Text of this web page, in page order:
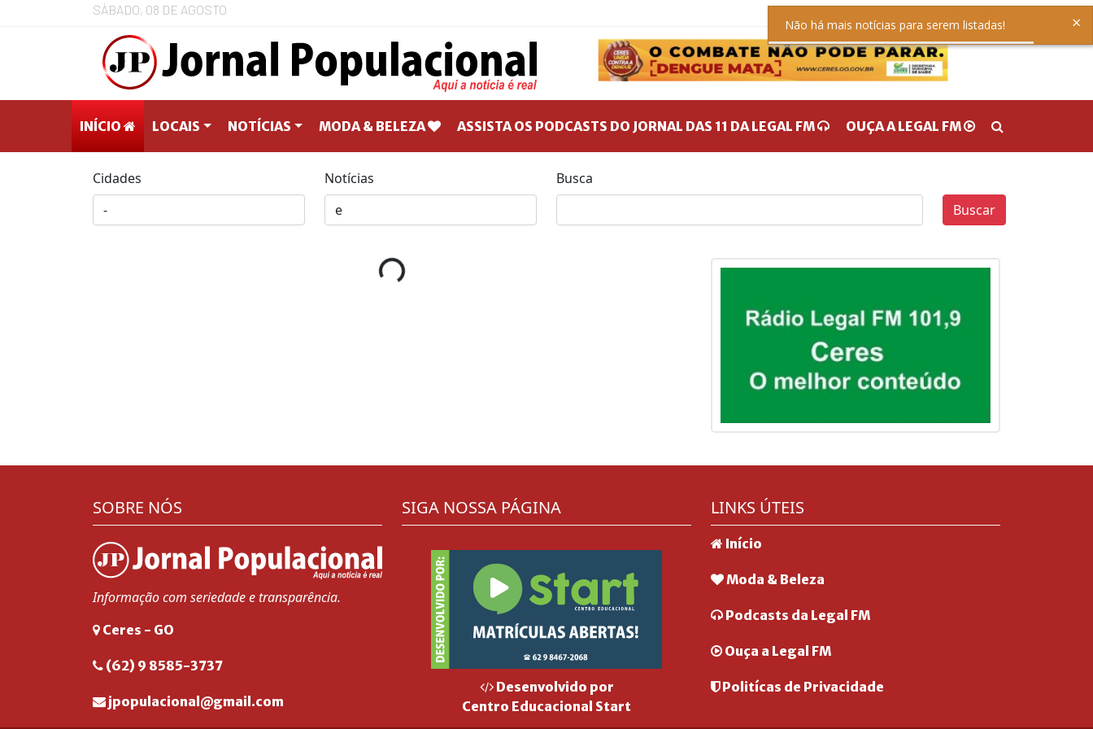
SÁBADO, 08 DE AGOSTO
INÍCIO LOCAIS NOTÍCIAS MODA & BELEZA ASSISTA OS PODCASTS DO JORNAL DAS 11 DA LEGAL FM OUÇA A LEGAL FM
Cidades Notícias
Busca
Buscar
SOBRE NÓS
Informação com seriedade e transparência.
Ceres - GO
(62) 9 8585-3737
jpopulacional@gmail.com
SIGA NOSSA PÁGINA
Desenvolvido por
Centro Educacional Start
LINKS ÚTEIS
Início
Moda & Beleza
Podcasts da Legal FM
Ouça a Legal FM
Politícas de Privacidade
Não há mais notícias para serem listadas! ×